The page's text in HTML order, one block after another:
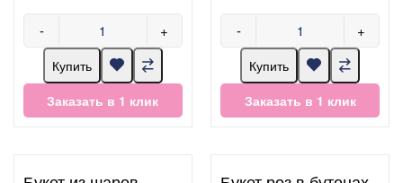
- +
Купить
Заказать в 1 клик
- +
Купить
Заказать в 1 клик